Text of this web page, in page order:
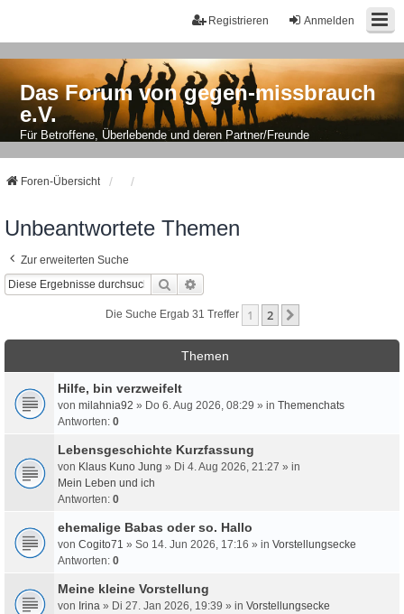
Anmelden
Registrieren
Das Forum von gegen-missbrauch
e.V.
Für Betroffene, Überlebende und deren Partner/Freunde
Foren-Übersicht
Unbeantwortete Themen
Zur erweiterten Suche
Suche
Die Suche Ergab 31 Treffer 1 2
Themen
Hilfe, bin verzweifelt
von milahnia92 » Do 6. Aug 2026, 08:29 » in Themenchats
Antworten: 0
Lebensgeschichte Kurzfassung
von Klaus Kuno Jung » Di 4. Aug 2026, 21:27 » in
Mein Leben und ich
Antworten: 0
ehemalige Babas oder so. Hallo
von Cogito71 » So 14. Jun 2026, 17:16 » in Vorstellungsecke
Antworten: 0
Meine kleine Vorstellung
von Irina » Di 27. Jan 2026, 19:39 » in Vorstellungsecke